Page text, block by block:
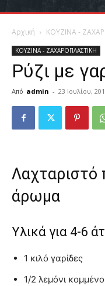
Αρχική ΚΟΥΖΙΝΑ -
ΚΟΥΖΙΝΑ - ΖΑΧΑΡΟΠΛΑΣΤΙΚΗ
Ρύζι με
Από admin - 23 Ιουλίου,
Λαχταριστό
άρωμα
Υλικά για 4-6
1 κιλό γαρίδες
1/2 λεμόνι